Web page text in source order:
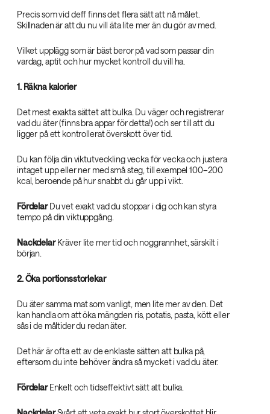
Precis som vid deff finns det flera sätt att nå målet.
Skillnaden är att du nu vill äta lite mer än du gör av med.
Vilket upplägg som är bäst beror på vad som passar din
vardag, aptit och hur mycket kontroll du vill ha.
1. Räkna kalorier
Det mest exakta sättet att bulka. Du väger och registrerar
vad du äter (finns bra appar för detta!) och ser till att du
ligger på ett kontrollerat överskott över tid.
Du kan följa din viktutveckling vecka för vecka och justera
intaget upp eller ner med små steg, till exempel 100–200
kcal, beroende på hur snabbt du går upp i vikt.
FördelarDu vet exakt vad du stoppar i dig och kan styra
tempo på din viktuppgång.
NackdelarKräver lite mer tid och noggrannhet, särskilt i
början.
2. Öka portionsstorlekar
Du äter samma mat som vanligt, men lite mer av den. Det
kan handla om att öka mängden ris, potatis, pasta, kött eller
sås i de måltider du redan äter.
Det här är ofta ett av de enklaste sätten att bulka på,
eftersom du inte behöver ändra så mycket i vad du äter.
FördelarEnkelt och tidseffektivt sätt att bulka.